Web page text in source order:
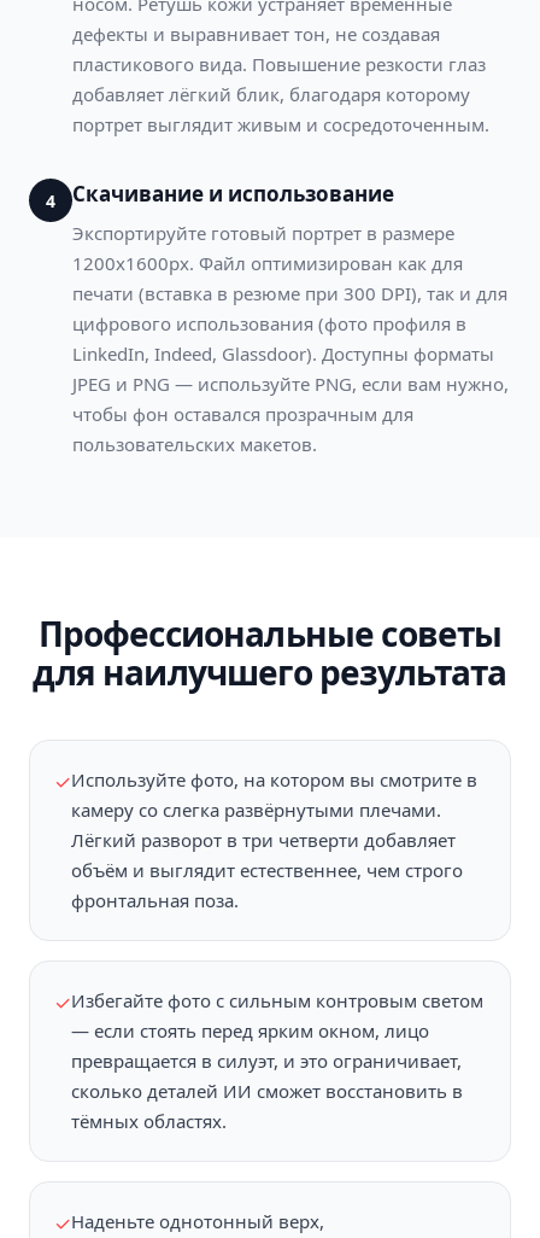
дефекты и выравнивает тон, не создавая
пластикового вида. Повышение резкости глаз
добавляет лёгкий блик, благодаря которому
портрет выглядит живым и сосредоточенным.
4 Скачивание и использование
Экспортируйте готовый портрет в размере
1200x1600px. Файл оптимизирован как для
печати (вставка в резюме при 300 DPI), так и для
цифрового использования (фото профиля в
LinkedIn, Indeed, Glassdoor). Доступны форматы
JPEG и PNG — используйте PNG, если вам нужно,
чтобы фон оставался прозрачным для
пользовательских макетов.
Профессиональные советы
для наилучшего результата
✓Используйте фото, на котором вы смотрите в
камеру со слегка развёрнутыми плечами.
Лёгкий разворот в три четверти добавляет
объём и выглядит естественнее, чем строго
фронтальная поза.
✓Избегайте фото с сильным контровым светом
— если стоять перед ярким окном, лицо
превращается в силуэт, и это ограничивает,
сколько деталей ИИ сможет восстановить в
тёмных областях.
✓Наденьте однотонный верх,